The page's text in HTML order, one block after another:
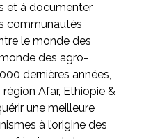
et à documenter
communautés
le monde des
des agro-
dernières années,
Afar, Ethiopie &
une meilleure
à l’origine des